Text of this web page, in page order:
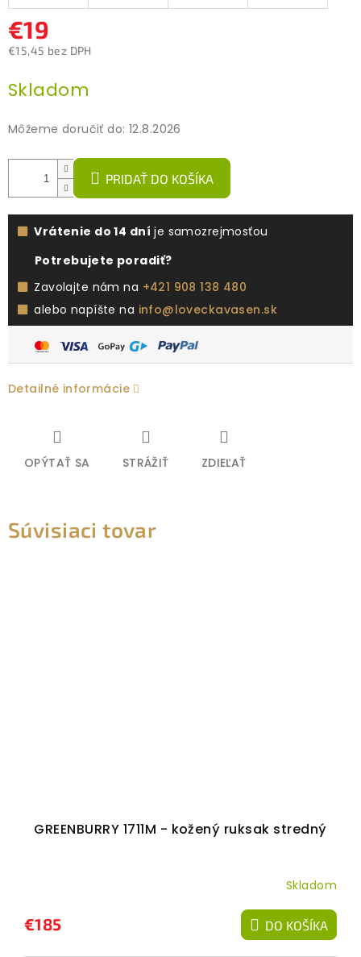
€19
€15,45 bez DPH
cena:
Skladom
Môžeme doručiť do: 12.8.2026
PRIDAŤ DO KOŠÍKA
Vrátenie do 14 dní je samozrejmosťou
Potrebujete poradiť?
Zavolajte nám na +421 908 138 480
alebo napíšte na info@loveckavasen.sk
Detailné informácie
OPÝTAŤ SA STRÁŽIŤ ZDIEĽAŤ
Súvisiaci tovar
GREENBURRY 1711M - kožený ruksak stredný
Skladom
€185 DO KOŠÍKA